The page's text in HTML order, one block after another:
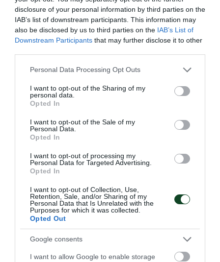
disclosure of your personal information by third parties on the
IAB’s list of downstream participants. This information may
also be disclosed by us to third parties on the IAB’s List of
Downstream Participants that may further disclose it to other
Please note that this website/app uses one or more Google
not limited to your visit or usage behaviour. You may click to
grant or deny consent to Google and its third-party tags to
use your data for below specified purposes in below Google
consent section.
Personal Data Processing Opt Outs
I want to opt-out of the Sharing of my
personal data.
Opted In
I want to opt-out of the Sale of my
Personal Data.
Opted In
I want to opt-out of processing my
Personal Data for Targeted Advertising.
Opted In
I want to opt-out of Collection, Use,
Retention, Sale, and/or Sharing of my
Personal Data that Is Unrelated with the
Purposes for which it was collected.
Opted Out
Google consents
I want to allow Google to enable storage
08.08.2026 ΑΚΑΔΗΜΙΑ ΚΑΛΑΘΟΣΦΑΙΡΙΣΗΣ
Φουλάρει για την πέμπτη θέση η
Εθνική Νεανίδων
και θα παίξει για την πέμπτη θέση στο EuroBasket Β'
κατηγορίας έχοντας δύο παίκτριες του Παναθηναϊκού στη
σύνθεσή της.
08.08.2026 ΑΚΑΔΗΜΙΑ ΚΑΛΑΘΟΣΦΑΙΡΙΣΗΣ